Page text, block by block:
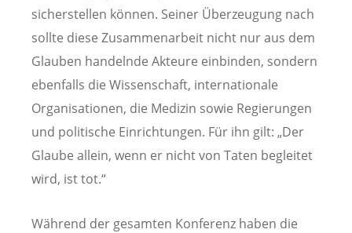
sicherstellen können. Seiner Überzeugung nach
sollte diese Zusammenarbeit nicht nur aus dem
Glauben handelnde Akteure einbinden, sondern
ebenfalls die Wissenschaft, internationale
Organisationen, die Medizin sowie Regierungen
und politische Einrichtungen. Für ihn gilt: „Der
Glaube allein, wenn er nicht von Taten begleitet
wird, ist tot.“
Während der gesamten Konferenz haben die